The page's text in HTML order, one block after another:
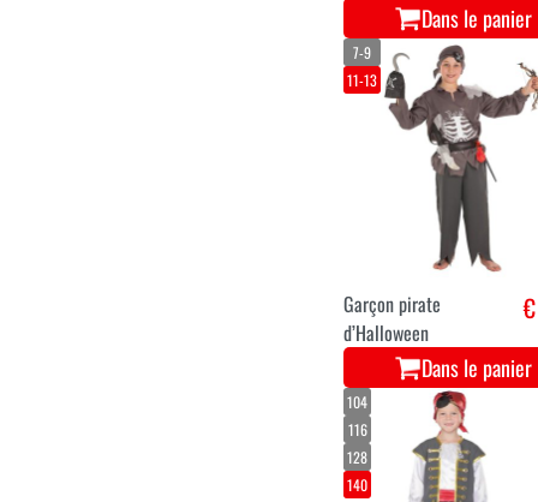
Dans le panier
7-9
11-13
Garçon pirate
d’Halloween
Dans le panier
104
116
128
140